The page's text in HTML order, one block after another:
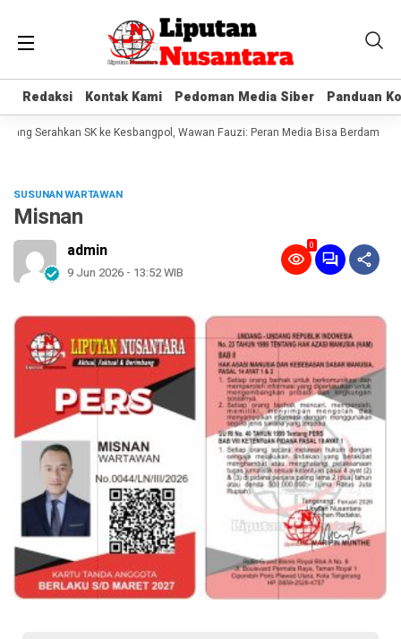
Redaksi Kontak Kami Pedoman Media Siber Panduan
Redaksi Kontak Kami Pedoman Media Siber Panduan
Serahkan SK ke Kesbangpol, Wawan Fauzi: Peran Media Bisa Berdampak
SUSUNAN WARTAWAN
Misnan
admin
9 Jun 2026 - 13:52 WIB
0